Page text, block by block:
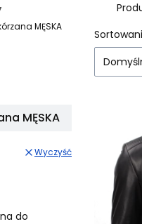
MĘSKA
MĘSKA
Wyczyść
do
Lista